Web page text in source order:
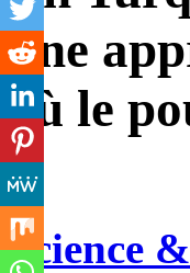
une
où le
Science